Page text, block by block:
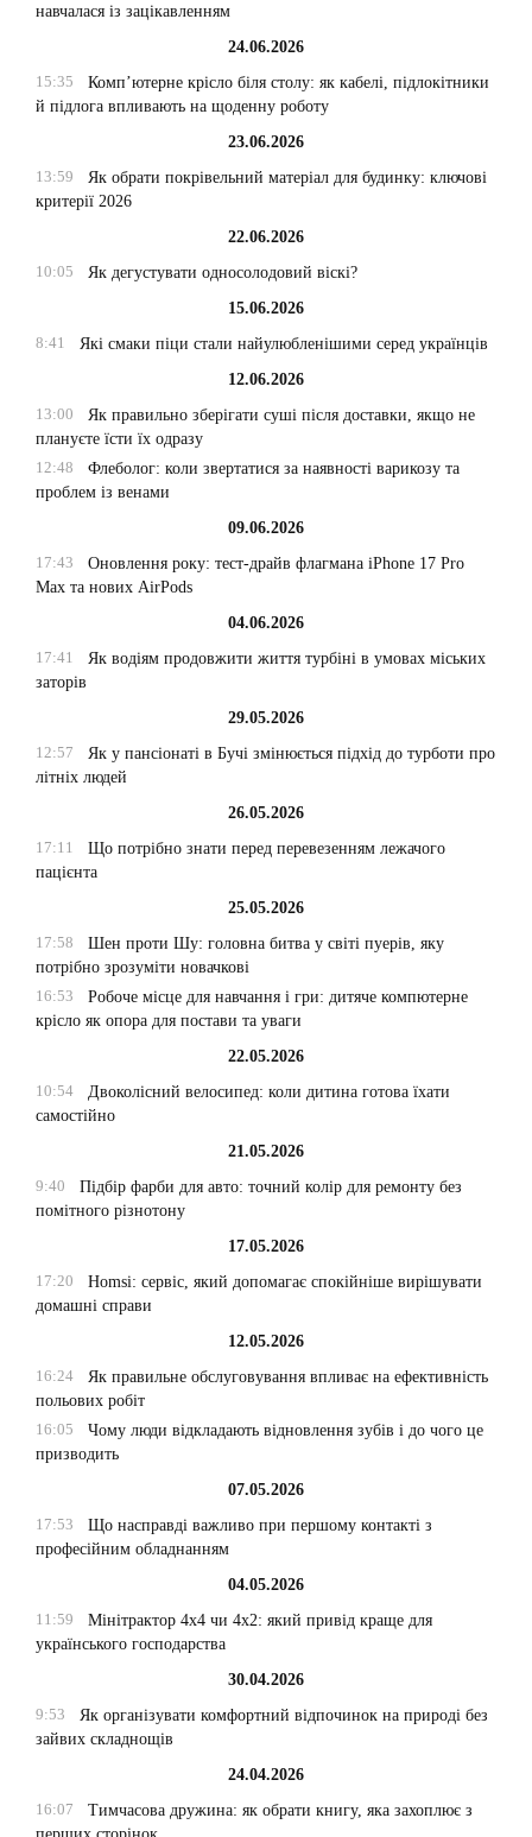
навчалася із зацікавленням
24.06.2026
15:35
Комп’ютерне крісло біля столу: як кабелі, підлокітники
й підлога впливають на щоденну роботу
23.06.2026
13:59
Як обрати покрівельний матеріал для будинку: ключові
критерії 2026
22.06.2026
10:05
Як дегустувати односолодовий віскі?
15.06.2026
8:41
Які смаки піци стали найулюбленішими серед українців
12.06.2026
13:00
Як правильно зберігати суші після доставки, якщо не
плануєте їсти їх одразу
12:48
Флеболог: коли звертатися за наявності варикозу та
проблем із венами
09.06.2026
17:43
Оновлення року: тест-драйв флагмана iPhone 17 Pro
Max та нових AirPods
04.06.2026
17:41
Як водіям продовжити життя турбіні в умовах міських
заторів
29.05.2026
12:57
Як у пансіонаті в Бучі змінюється підхід до турботи про
літніх людей
26.05.2026
17:11
Що потрібно знати перед перевезенням лежачого
пацієнта
25.05.2026
17:58
Шен проти Шу: головна битва у світі пуерів, яку
потрібно зрозуміти новачкові
16:53
Робоче місце для навчання і гри: дитяче компютерне
крісло як опора для постави та уваги
22.05.2026
10:54
Двоколісний велосипед: коли дитина готова їхати
самостійно
21.05.2026
9:40
Підбір фарби для авто: точний колір для ремонту без
помітного різнотону
17.05.2026
17:20
Homsi: сервіс, який допомагає спокійніше вирішувати
домашні справи
12.05.2026
16:24
Як правильне обслуговування впливає на ефективність
польових робіт
16:05
Чому люди відкладають відновлення зубів і до чого це
призводить
07.05.2026
17:53
Що насправді важливо при першому контакті з
професійним обладнанням
04.05.2026
11:59
Мінітрактор 4х4 чи 4х2: який привід краще для
українського господарства
30.04.2026
9:53
Як організувати комфортний відпочинок на природі без
зайвих складнощів
24.04.2026
16:07
Тимчасова дружина: як обрати книгу, яка захоплює з